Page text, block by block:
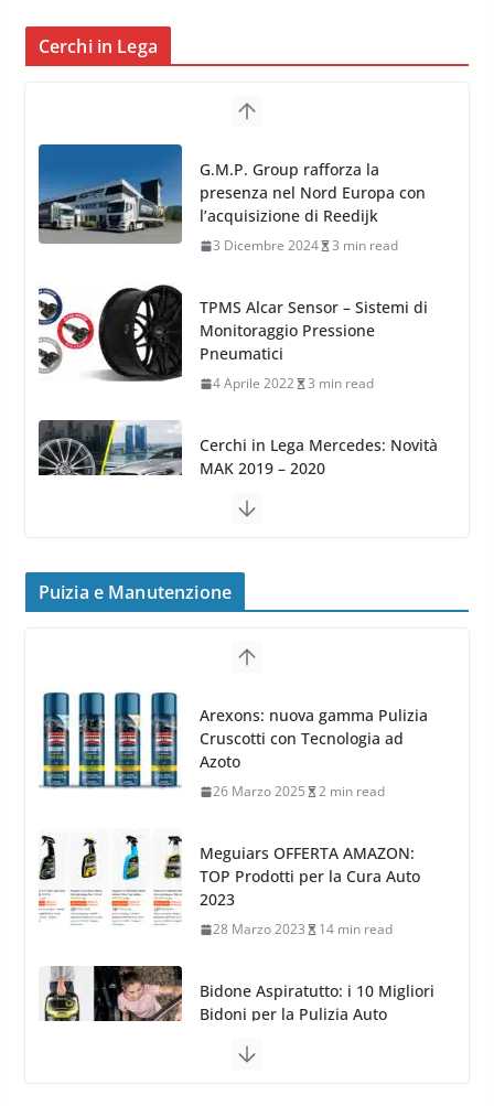
Cerchi in Lega
TPMS Alcar Sensor – Sistemi di
Monitoraggio Pressione
Pneumatici
4 Aprile 2022 3 min read
Cerchi in Lega Mercedes: Novità
MAK 2019 – 2020
16 Settembre 2019
MAK FIVESTAR (2019)
24 Luglio 2019 1 min read
8 Aprile 2026 7 min read
l’acquisizione di Reedijk
3 Dicembre 2024 3 min read
Puizia e Manutenzione
Meguiars OFFERTA AMAZON:
TOP Prodotti per la Cura Auto
2023
28 Marzo 2023 14 min read
Bidone Aspiratutto: i 10 Migliori
Bidoni per la Pulizia Auto
6 Maggio 2022
Gun per la tua Idropulitrice?
5 Maggio 2022 2 min read